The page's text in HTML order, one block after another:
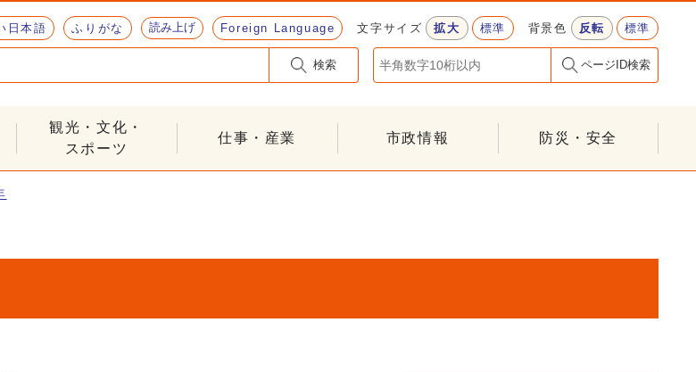
日本語 ふりがな 読み上げ Foreign Language 文字サイズ 拡大 標準 背景色 反転 標準
検索 ページID検索
観光・文化・
スポーツ
仕事・産業 市政情報 防災・安全